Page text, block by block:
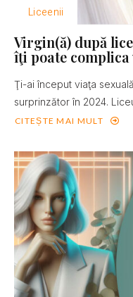
Liceenii
Virgin(ă) după
îţi poate complica
Ţi-ai început viaţa
surprinzător în 2024.
CITEȘTE MAI MULT